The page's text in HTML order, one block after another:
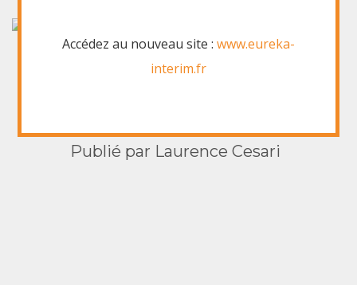
Laurence Cesari
Accédez au nouveau site : www.eureka-
interim.fr